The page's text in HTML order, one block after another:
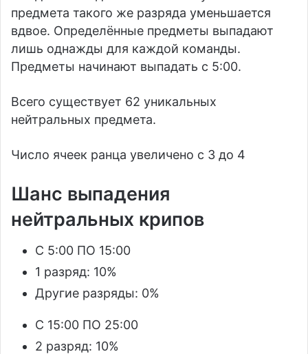
предмета такого же разряда уменьшается
вдвое. Определённые предметы выпадают
лишь однажды для каждой команды.
Предметы начинают выпадать с 5:00.
Всего существует 62 уникальных
нейтральных предмета.
Число ячеек ранца увеличено с 3 до 4
Шанс выпадения
нейтральных крипов
С 5:00 ПО 15:00
1 разряд: 10%
Другие разряды: 0%
С 15:00 ПО 25:00
2 разряд: 10%